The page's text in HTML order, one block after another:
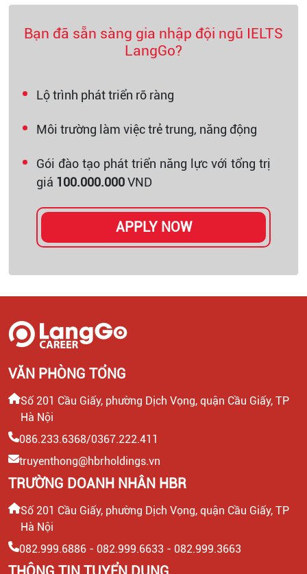
Bạn đã sẵn sàng gia nhập đội ngũ IELTS
LangGo?
Lộ trình phát triển rõ ràng
Môi trường làm việc trẻ trung, năng động
Gói đào tạo phát triển năng lực với tổng trị
giá 100.000.000VND
APPLY NOW
VĂN PHÒNG TỔNG
Số 201 Cầu Giấy, phường Dịch Vọng, quận Cầu Giấy, TP
Hà Nội
086.233.6368/0367.222.411
truyenthong@hbrholdings.vn
TRƯỜNG DOANH NHÂN HBR
Số 201 Cầu Giấy, phường Dịch Vọng, quận Cầu Giấy, TP
Hà Nội
082.999.6886 - 082.999.6633 - 082.999.3663